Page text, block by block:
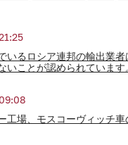
いるロシア連邦の輸出業者
いことが認められています
工場、モスコーヴィッチ車